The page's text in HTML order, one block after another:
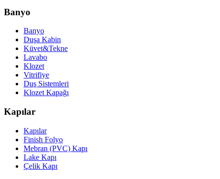
Banyo
Banyo
Duşa Kabin
Küvet&Tekne
Lavabo
Klozet
Vitrifiye
Duş Sistemleri
Klozet Kapağı
Kapılar
Kapılar
Finish Folyo
Mebran (PVC) Kapı
Lake Kapı
Çelik Kapı